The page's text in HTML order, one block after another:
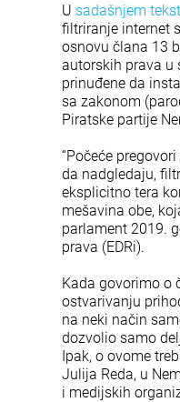
U sadašnjem
filtriranje internet
osnovu člana 13
autorskih prava u
prinuđene da
sa zakonom
Piratske partije
“Počeće
da nadgledaju,
eksplicitno tera
mešavina obe,
parlament 2019.
prava (EDRi).
Kada govorimo o
ostvarivanju
na neki način
dozvolio samo
Ipak, o ovome
Julija Reda, u
i medijskih